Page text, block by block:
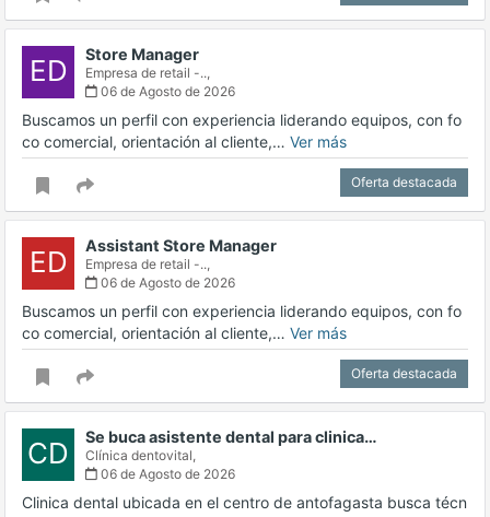
ED Store Manager
Empresa de retail -..,
06 de Agosto de 2026
Buscamos un perfil con experiencia liderando equipos, con fo
co comercial, orientación al cliente,… Ver más
Oferta destacada
ED Assistant Store Manager
Empresa de retail -..,
06 de Agosto de 2026
Buscamos un perfil con experiencia liderando equipos, con fo
co comercial, orientación al cliente,… Ver más
Oferta destacada
CD Se buca asistente dental para clinica…
Clínica dentovital,
06 de Agosto de 2026
Clinica dental ubicada en el centro de antofagasta busca técn